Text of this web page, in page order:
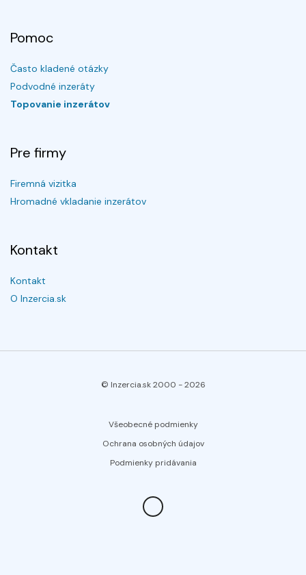
Pomoc
Často kladené otázky
Podvodné inzeráty
Topovanie inzerátov
Pre firmy
Firemná vizitka
Hromadné vkladanie inzerátov
Kontakt
Kontakt
O Inzercia.sk
© Inzercia.sk 2000 -2026
Všeobecné podmienky
Ochrana osobných údajov
Podmienky pridávania